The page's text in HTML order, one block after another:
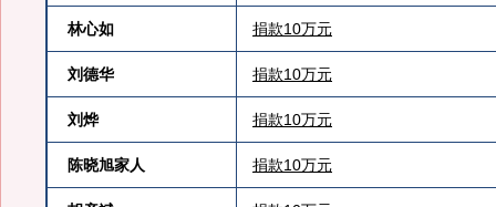
林心如 捐款10万元
刘德华 捐款10万元
刘烨 捐款10万元
陈晓旭家人 捐款10万元